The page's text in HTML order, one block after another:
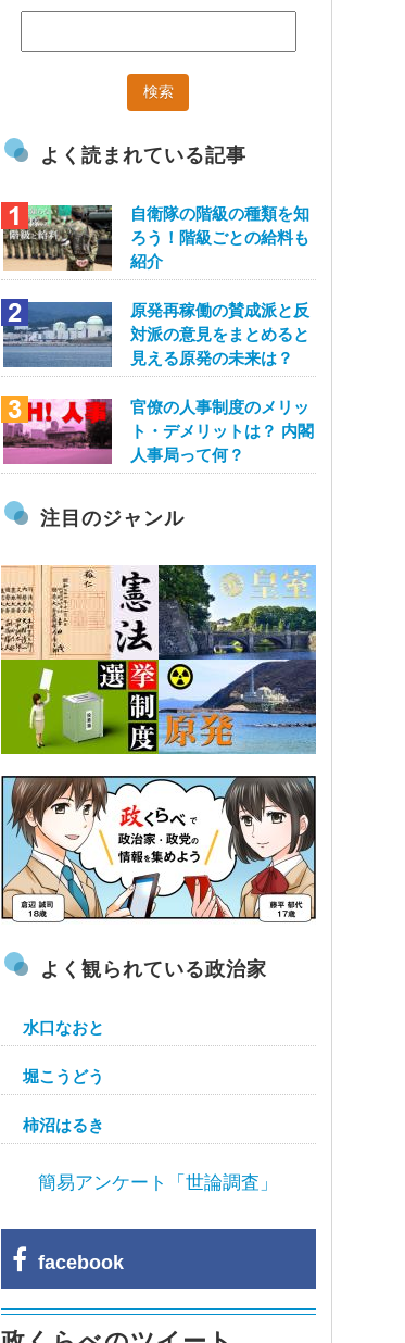
よく読まれている記事
自衛隊の階級の種類を知
ろう！階級ごとの給料も
紹介
原発再稼働の賛成派と反
対派の意見をまとめると
見える原発の未来は？
官僚の人事制度のメリッ
ト・デメリットは？ 内閣
人事局って何？
注目のジャンル
よく観られている政治家
水口なおと
堀こうどう
柿沼はるき
簡易アンケート「世論調査」
facebook